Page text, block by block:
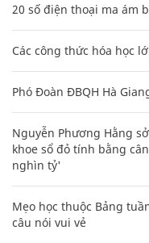
20 số điện thoại ma ám
Các công thức hóa học
Phó Đoàn ĐBQH Hà
Nguyễn Phương Hằng
khoe sổ đỏ tính bằng
nghìn tỷ'
Mẹo học thuộc Bảng
câu nói vui vẻ